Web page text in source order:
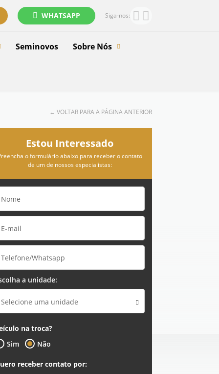
WHATSAPP Siga-nos:
Seminovos Sobre Nós
← VOLTAR PARA A PÁGINA ANTERIOR
Estou Interessado
o formulário abaixo para receber o contato
de um de nossos especialistas:
a unidade:
Selecione uma unidade
na troca?
Sim
Não
receber contato por: